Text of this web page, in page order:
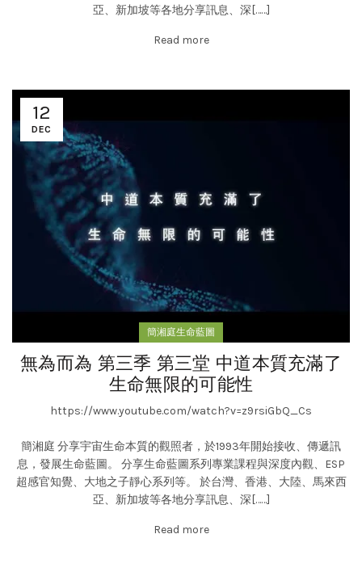
亞、新加坡等各地分享訊息、深[……]
Read more
12
DEC
簡湘庭生命藍圖
無為而為 第三季 第三堂 中道本質充滿了
生命無限的可能性
https://www.youtube.com/watch?v=z9rsiGbQ_Cs
簡湘庭 分享宇宙生命本質的觀照者，於1993年開始接收、傳遞訊
息，發展生命藍圖。 分享生命藍圖系列專業課程與深度內觀、ESP
超感官知覺、大地之子靜心系列等。 於台灣、香港、大陸、馬來西
亞、新加坡等各地分享訊息、深[……]
Read more